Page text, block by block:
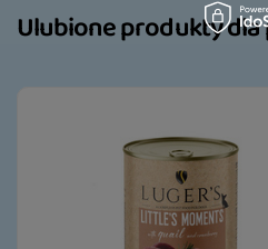
Ulubione produkty dla